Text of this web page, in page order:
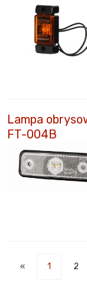
Lampa
FT-004B
« 1 2